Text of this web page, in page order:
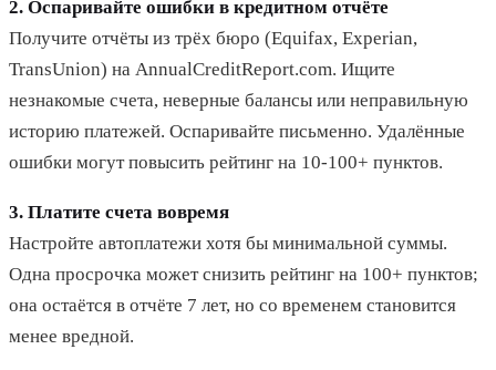
2. Оспаривайте ошибки в кредитном отчёте
Получите отчёты из трёх бюро (Equifax, Experian,
TransUnion) на AnnualCreditReport.com. Ищите
незнакомые счета, неверные балансы или неправильную
историю платежей. Оспаривайте письменно. Удалённые
ошибки могут повысить рейтинг на 10-100+ пунктов.
3. Платите счета вовремя
Настройте автоплатежи хотя бы минимальной суммы.
Одна просрочка может снизить рейтинг на 100+ пунктов;
она остаётся в отчёте 7 лет, но со временем становится
менее вредной.